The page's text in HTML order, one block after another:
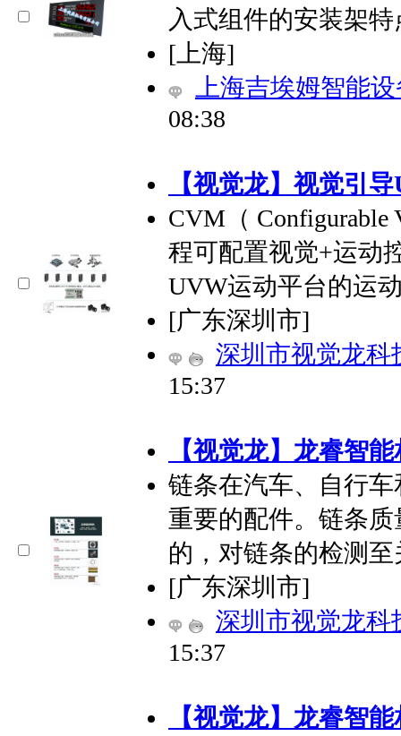
入式组件的安装架
[上海]
上海吉埃姆智能
08:38
【视觉龙】视觉引
CVM（ Configurable
程可配置视觉+运动
UVW运动平台的运
[广东深圳市]
深圳市视觉龙科
15:37
【视觉龙】龙睿智
链条在汽车、自行
重要的配件。链条
的，对链条的检测
[广东深圳市]
深圳市视觉龙科
15:37
【视觉龙】龙睿智